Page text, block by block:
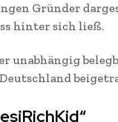
Gründer
hinter sich ließ.
unabhängig